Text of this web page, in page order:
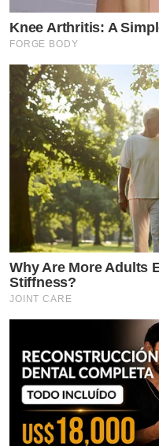
Knee Arthritis: A
FORGE BODY
Why Are More Adults
Stiffness?
JOINT CARE